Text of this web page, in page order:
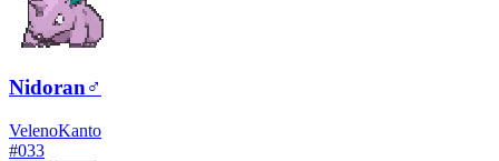
Nidoran♂
VelenoKanto
#033